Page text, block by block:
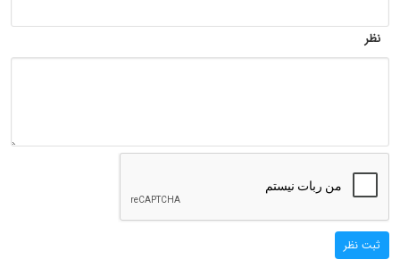
نظر
ثبت نظر